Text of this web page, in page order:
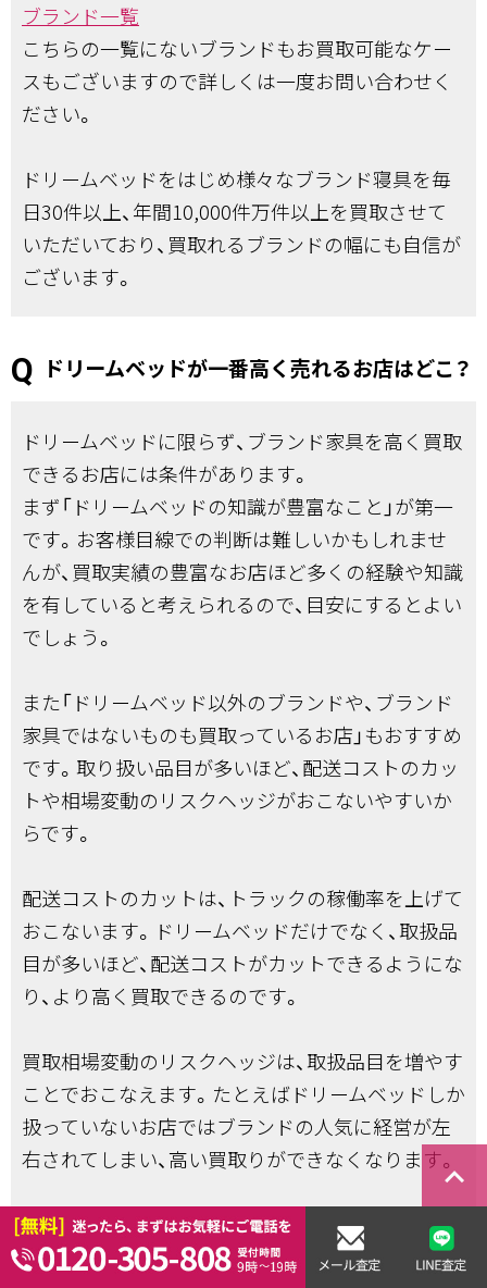
ブランド一覧
こちらの一覧にないブランドもお買取可能なケー
スもございますので詳しくは一度お問い合わせく
ださい。
ドリームベッドをはじめ様々なブランド寝具を毎
日30件以上、年間10,000件万件以上を買取させて
いただいており、買取れるブランドの幅にも自信が
ございます。
ドリームベッドが一番高く売れるお店はどこ？
ドリームベッドに限らず、ブランド家具を高く買取
できるお店には条件があります。
まず「ドリームベッドの知識が豊富なこと」が第一
です。お客様目線での判断は難しいかもしれませ
んが、買取実績の豊富なお店ほど多くの経験や知識
を有していると考えられるので、目安にするとよい
でしょう。
また「ドリームベッド以外のブランドや、ブランド
家具ではないものも買取っているお店」もおすすめ
です。取り扱い品目が多いほど、配送コストのカッ
トや相場変動のリスクヘッジがおこないやすいか
らです。
配送コストのカットは、トラックの稼働率を上げて
おこないます。ドリームベッドだけでなく、取扱品
目が多いほど、配送コストがカットできるようにな
り、より高く買取できるのです。
買取相場変動のリスクヘッジは、取扱品目を増やす
ことでおこなえます。たとえばドリームベッドしか
扱っていないお店ではブランドの人気に経営が左
右されてしまい、高い買取りができなくなります。
最後に当店のグループ店のご紹介もさせていただ
きますので、ぜひ候補に入れていただければと思い
keyboard_arrow_right